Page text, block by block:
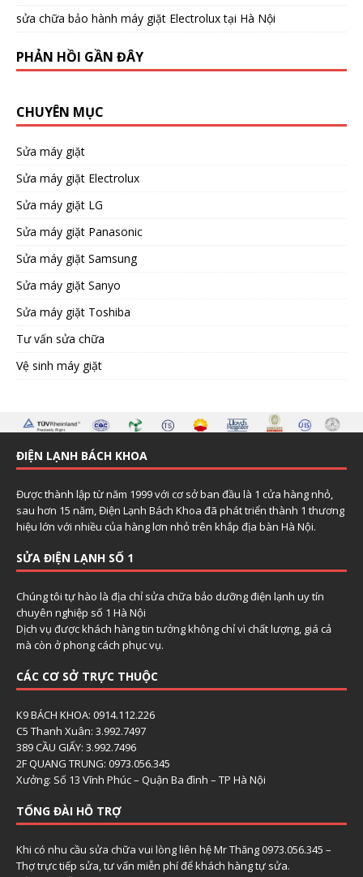
sửa chữa bảo hành máy giặt Electrolux tại Hà Nội
PHẢN HỒI GẦN ĐÂY
CHUYÊN MỤC
Sửa máy giặt
Sửa máy giặt Electrolux
Sửa máy giặt LG
Sửa máy giặt Panasonic
Sửa máy giặt Samsung
Sửa máy giặt Sanyo
Sửa máy giặt Toshiba
Tư vấn sửa chữa
Vệ sinh máy giặt
ĐIỆN LẠNH BÁCH KHOA
Được thành lập từ năm 1999 với cơ sở ban đầu là 1 cửa hàng nhỏ,
sau hơn 15 năm, Điện Lạnh Bách Khoa đã phát triển thành 1 thương
hiệu lớn với nhiều của hàng lơn nhỏ trên khắp địa bàn Hà Nội.
SỬA ĐIỆN LẠNH SỐ 1
Chúng tôi tự hào là địa chỉ sửa chữa bảo dưỡng điện lạnh uy tín
chuyên nghiệp số 1 Hà Nội
Dịch vụ được khách hàng tin tưởng không chỉ vì chất lượng, giá cả
mà còn ở phong cách phục vụ.
CÁC CƠ SỞ TRỰC THUỘC
K9 BÁCH KHOA: 0914.112.226
C5 Thanh Xuân: 3.992.7497
389 CẦU GIẤY: 3.992.7496
2F QUANG TRUNG: 0973.056.345
Xưởng: Số 13 Vĩnh Phúc – Quận Ba đình – TP Hà Nội
TỔNG ĐÀI HỖ TRỢ
Khi có nhu cầu sửa chữa vui lòng liên hệ Mr Thăng 0973.056.345 –
Thợ trực tiếp sửa, tư vấn miễn phí để khách hàng tự sửa.